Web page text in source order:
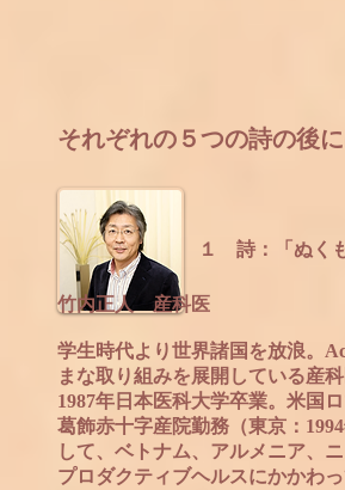
１ 詩：「ぬ
それぞれの５つの詩の後
竹内正人 産科医
学生時代より世界諸国を放浪。
まな取り組みを展開している産
1987年日本医科大学卒業。米国
葛飾赤十字産院勤務（東京：
して、ベトナム、アルメニア、
プロダクティブヘルスにかかわ